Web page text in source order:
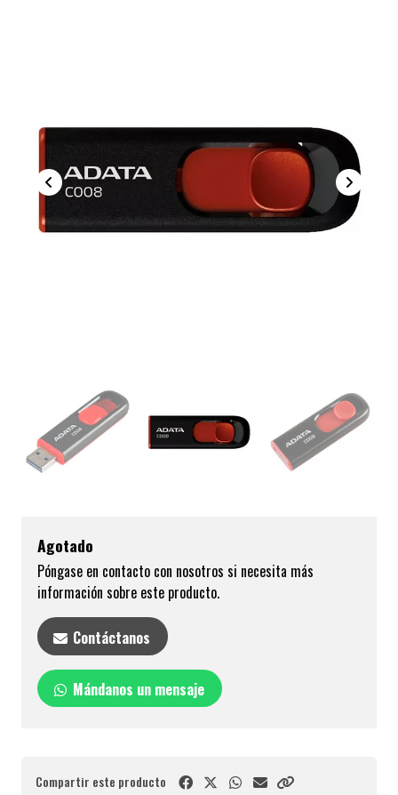
Agotado
Póngase en contacto con nosotros si necesita más
información sobre este producto.
Contáctanos
Mándanos un mensaje
Compartir este producto